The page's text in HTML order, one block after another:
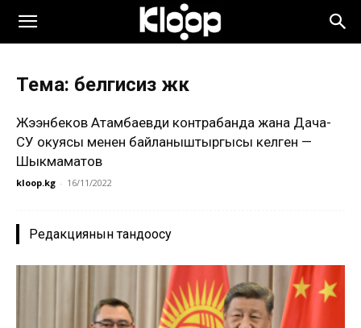
Тема: белгисиз жүк
Жээнбеков Атамбаевди контрабанда жана Дача-
СУ окуясы менен байланыштыргысы келген —
Шыкмаматов
kloop.kg - 16/11/2022
Редакциянын тандоосу